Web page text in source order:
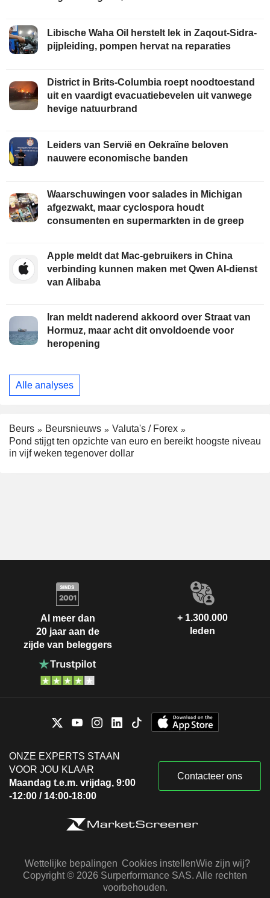
Libische Waha Oil herstelt lek in Zaqout-Sidra-
pijpleiding, pompen hervat na reparaties
District in Brits-Columbia roept noodtoestand
uit en vaardigt evacuatiebevelen uit vanwege
hevige natuurbrand
Leiders van Servië en Oekraïne beloven
nauwere economische banden
Waarschuwingen voor salades in Michigan
afgezwakt, maar cyclospora houdt
consumenten en supermarkten in de greep
Apple meldt dat Mac-gebruikers in China
verbinding kunnen maken met Qwen AI-dienst
van Alibaba
Iran meldt naderend akkoord over Straat van
Hormuz, maar acht dit onvoldoende voor
heropening
Alle analyses
Beurs Beursnieuws
Valuta's / Forex
Pond stijgt ten opzichte van euro en bereikt hoogste niveau
in vijf weken tegenover dollar
Al meer dan
20 jaar aan de
zijde van beleggers
+ 1.300.000
leden
ONZE EXPERTS STAAN
VOOR JOU KLAAR
Maandag t.e.m. vrijdag, 9:00
-12:00 / 14:00-18:00
Contacteer ons
Wettelijke bepalingen Cookies instellenWie zijn wij?
Copyright © 2026 Surperformance SAS. Alle rechten
voorbehouden.